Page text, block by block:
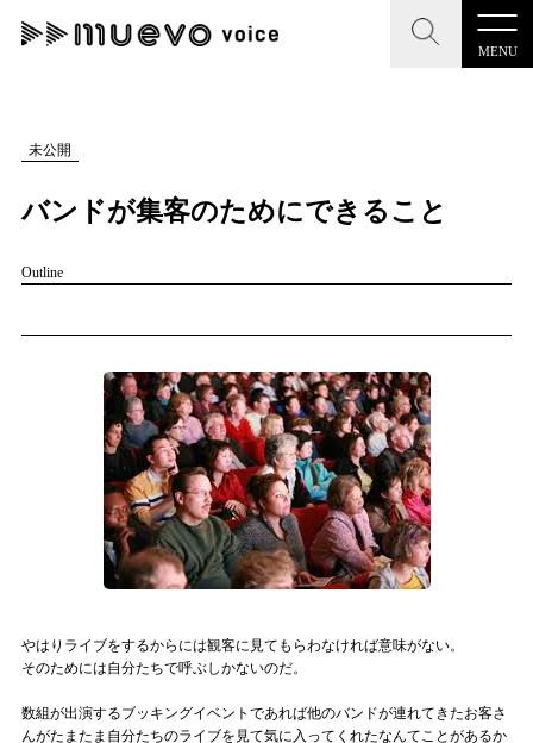
MENU
CLOSE
記事を検索する
#男性SSW #ポップス #女性SSW #ロック
#男性シンガー #HR/HM #女性シンガー
#ヒップホップ #男性シンガーグループ #R&B/ソウル
CLOSE
"読者の声を形にする”音楽特化メディア
プレスリリース一覧
お問い合わせ
記事リクエスト
未公開
バンドが集客のためにできること
Outline
やはりライブをするからには観客に見てもらわなければ意味がない。
そのためには自分たちで呼ぶしかないのだ。
数組が出演するブッキングイベントであれば他のバンドが連れてきたお客さ
んがたまたま自分たちのライブを見て気に入ってくれたなんてことがあるか